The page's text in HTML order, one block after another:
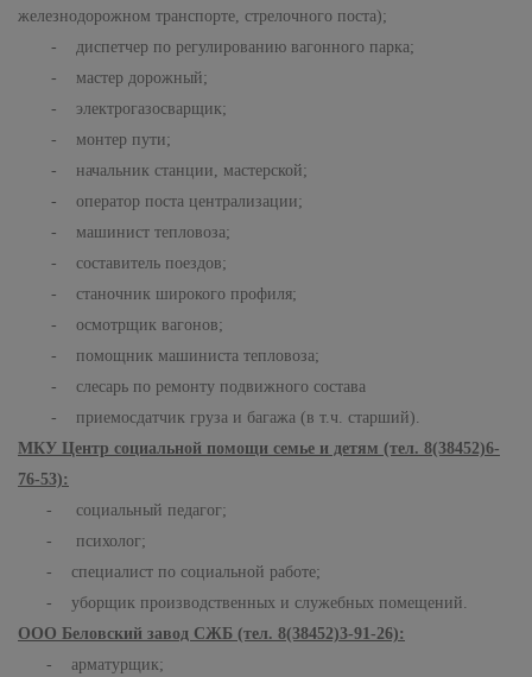
железнодорожном транспорте, стрелочного поста);
- диспетчер по регулированию вагонного парка;
- мастер дорожный;
- электрогазосварщик;
- монтер пути;
- начальник станции, мастерской;
- оператор поста централизации;
- машинист тепловоза;
- составитель поездов;
- станочник широкого профиля;
- осмотрщик вагонов;
- помощник машиниста тепловоза;
- слесарь по ремонту подвижного состава
- приемосдатчик груза и багажа (в т.ч. старший).
МКУ Центр социальной помощи семье и детям (тел. 8(38452)6-
76-53):
- социальный педагог;
- психолог;
- специалист по социальной работе;
- уборщик производственных и служебных помещений.
ООО Беловский завод СЖБ (тел. 8(38452)3-91-26):
- арматурщик;